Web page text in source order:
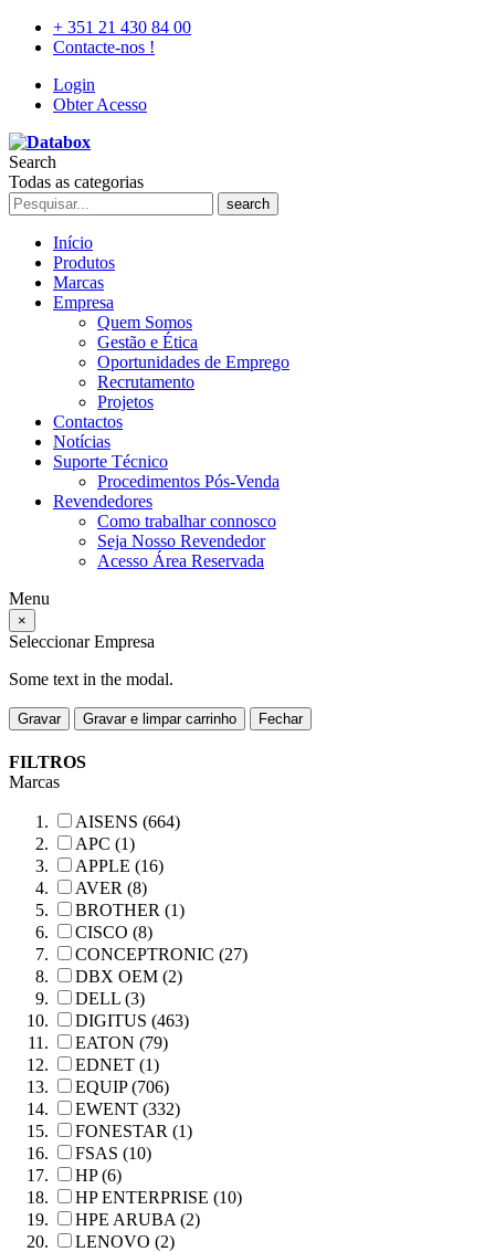
+ 351 21 430 84 00
Contacte-nos !
Login
Obter Acesso
Search
Todas as categorias
search
Início
Produtos
Marcas
Empresa
Quem Somos
Gestão e Ética
Oportunidades de Emprego
Recrutamento
Projetos
Contactos
Notícias
Suporte Técnico
Procedimentos Pós-Venda
Revendedores
Como trabalhar connosco
Seja Nosso Revendedor
Acesso Área Reservada
Menu
×
Seleccionar Empresa
Some text in the modal.
Gravar Gravar e limpar carrinho Fechar
FILTROS
Marcas
AISENS (664)
APC (1)
APPLE (16)
AVER (8)
BROTHER (1)
CISCO (8)
CONCEPTRONIC (27)
DBX OEM (2)
DELL (3)
DIGITUS (463)
EATON (79)
EDNET (1)
EQUIP (706)
EWENT (332)
FONESTAR (1)
FSAS (10)
HP (6)
HP ENTERPRISE (10)
HPE ARUBA (2)
LENOVO (2)